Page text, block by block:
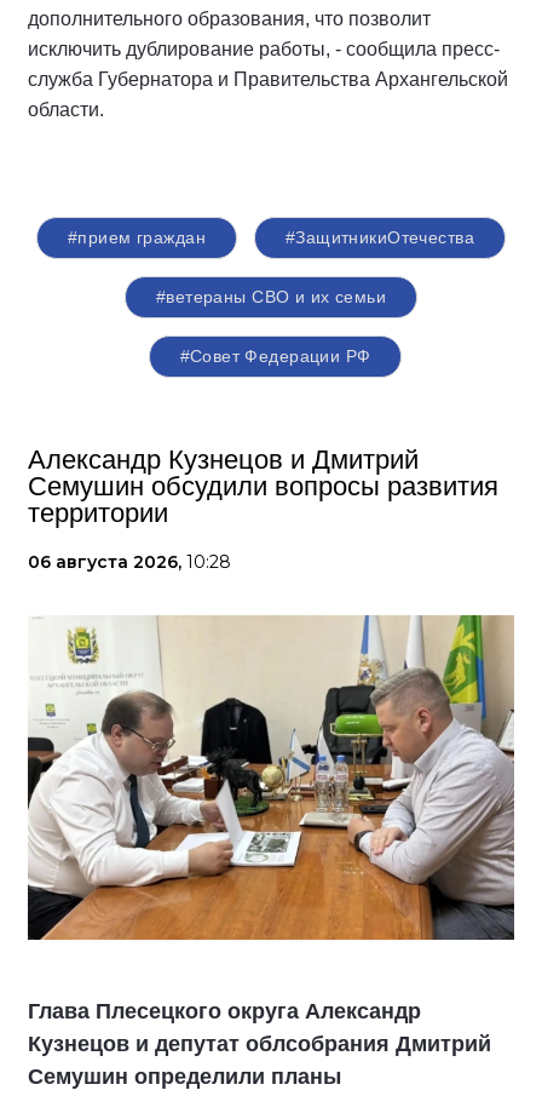
дополнительного образования, что позволит
исключить дублирование работы, - сообщила пресс-
служба Губернатора и Правительства Архангельской
области.
#прием граждан #ЗащитникиОтечества
#ветераны СВО и их семьи
#Совет Федерации РФ
Александр Кузнецов и Дмитрий
Семушин обсудили вопросы развития
территории
06 августа 2026, 10:28
Глава Плесецкого округа Александр
Кузнецов и депутат облсобрания Дмитрий
Семушин определили планы